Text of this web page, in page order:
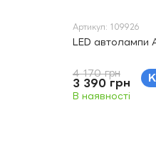
Артикул: 109926
LED автолампи
4 170 грн
3 390 грн
В наявності